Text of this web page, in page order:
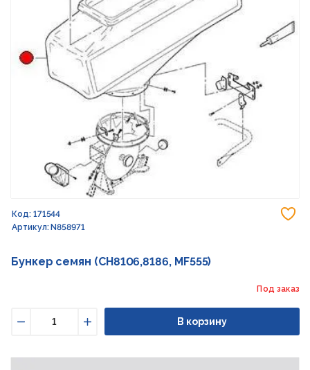
Код: 171544
Артикул: N858971
Бункер семян (CH8106,8186, MF555)
Под заказ
Увеличить
В корзину